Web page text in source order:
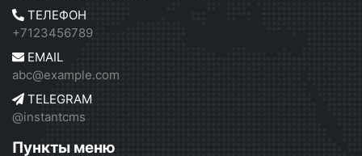
ТЕЛЕФОН
+7123456789
EMAIL
abc@example.com
TELEGRAM
@instantcms
Пункты меню